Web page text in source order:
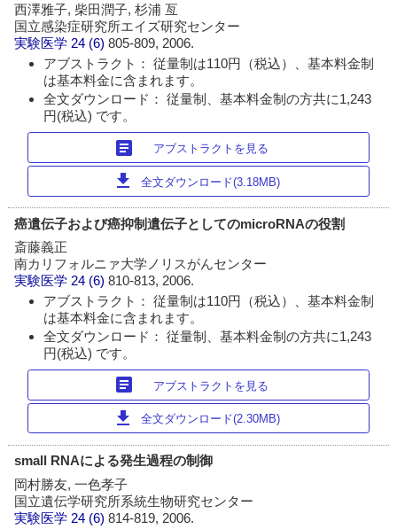
西澤雅子, 柴田潤子, 杉浦 亙
国立感染症研究所エイズ研究センター
実験医学 24 (6)805-809, 2006.
アブストラクト： 従量制は110円（税込）、基本料金制
は基本料金に含まれます。
全文ダウンロード： 従量制、基本料金制の方共に1,243
円(税込) です。
article アブストラクトを見る
download 全文ダウンロード(3.18MB)
癌遺伝子および癌抑制遺伝子としてのmicroRNAの役割
斎藤義正
南カリフォルニァ大学ノリスがんセンター
実験医学 24 (6)810-813, 2006.
アブストラクト： 従量制は110円（税込）、基本料金制
は基本料金に含まれます。
全文ダウンロード： 従量制、基本料金制の方共に1,243
円(税込) です。
article アブストラクトを見る
download 全文ダウンロード(2.30MB)
small RNAによる発生過程の制御
岡村勝友, 一色孝子
国立遺伝学研究所系統生物研究センター
実験医学 24 (6)814-819, 2006.